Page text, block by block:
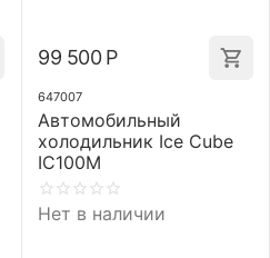
99 500 Р
647007
Автомобильный
холодильник Ice Cube
IC100M
Нет в наличии